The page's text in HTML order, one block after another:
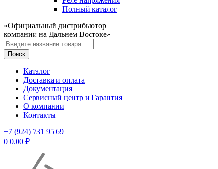
Полный каталог
«Официальный дистрибьютор
компании на Дальнем Востоке»
Каталог
Доставка и оплата
Документация
Сервисный центр и Гарантия
О компании
Контакты
+7 (924) 731 95 69
0 0.00 ₽